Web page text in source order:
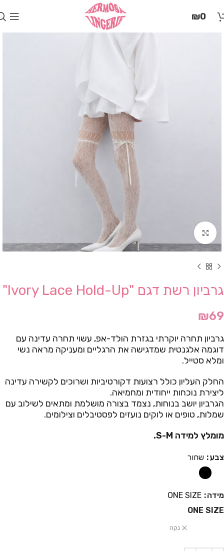
זֶה
₪0
Click to enlarge
גרביון רשת דגם "Ivory Lace Hold-Up"
₪69
גרביון תחרה יוקרתי בגזרת הולד-אפ, עשוי תחרה עדינה עם
דוגמה אלגנטית שמדגישה את הרגליים ומעניקה מראה נשי
ומלא סטייל.
החלק העליון כולל רצועות דקורטיביות ושרוכים לקשירה עדינה
ליצירת נוכחות ייחודית ומחמיאה.
הגרביון יושב בנוחות, נצמד בצורה מושלמת ומתאים לשילוב עם
שמלות, טופים או לוקים נועזים לפסטיבלים וצילומים.
מומלץ למידה S-M.
צבע שחור
מידה
ONE SIZE
ONE SIZE
נקה